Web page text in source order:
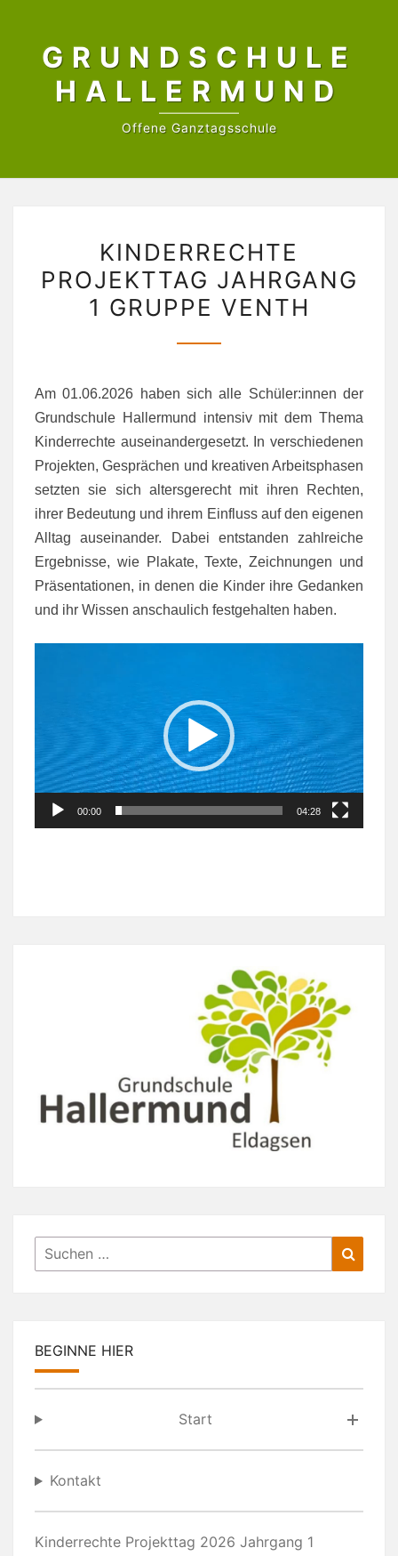
contentGRUNDSCHULE
HALLERMUND
Offene Ganztagsschule
PROJEKTTAG
JAHRGANG
1
KINDERRECHTE
PROJEKTTAG JAHRGANG
1 GRUPPE VENTH
Am 01.06.2026 haben sich alle Schüler:innen der
Grundschule Hallermund intensiv mit dem Thema
Kinderrechte auseinandergesetzt. In verschiedenen
Projekten, Gesprächen und kreativen Arbeitsphasen
setzten sie sich altersgerecht mit ihren Rechten,
ihrer Bedeutung und ihrem Einfluss auf den eigenen
Alltag auseinander. Dabei entstanden zahlreiche
Ergebnisse, wie Plakate, Texte, Zeichnungen und
Präsentationen, in denen die Kinder ihre Gedanken
und ihr Wissen anschaulich festgehalten haben.
00:00 04:28
Suchen
nach:
BEGINNE HIER
Start
Kontakt
Kinderrechte Projekttag 2026 Jahrgang 1